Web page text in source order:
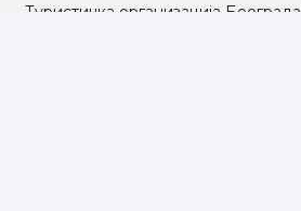
Туристичка организација Београда